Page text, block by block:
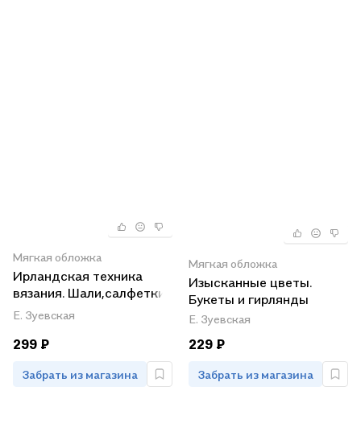
Мягкая обложка
Ирландская техника
вязания. Шали,салфетки,
шарфы, украшения
Е. Зуевская
299 ₽
Забрать из магазина
Мягкая обложка
Изысканные цветы.
Букеты и гирлянды
Е. Зуевская
229 ₽
Забрать из магазина